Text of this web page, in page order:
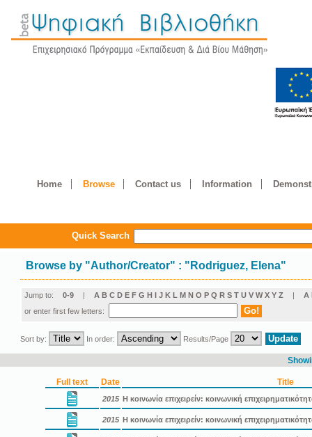
Home Browse Contact us Information
Quick Search
Browse by "Author/Creator" : "Rodriguez, Elena"
Jump to: 0-9 | A B C D E F G H I J K L M N O P Q R S T U V W X Y Z | Α
or enter first few letters:
Sort by: In order: Results/Page
Full text Date Title
2015 Η κοινωνία επιχειρείν: κοινωνική
2015 Η κοινωνία επιχειρείν: κοινωνική